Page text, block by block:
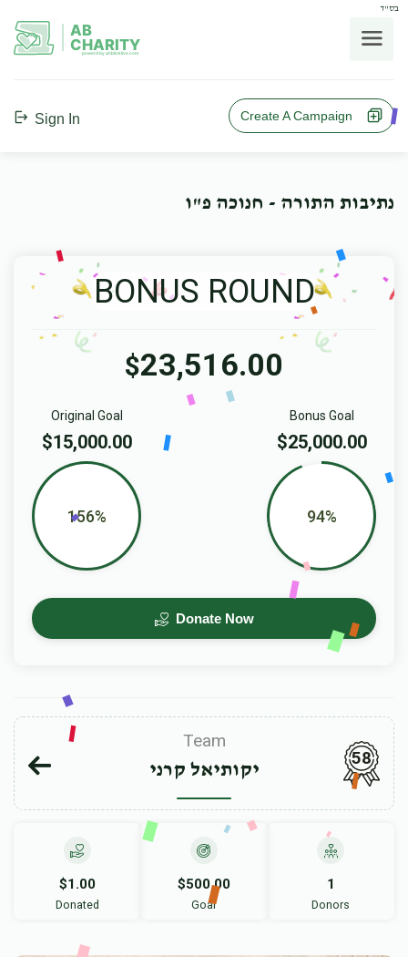
בס"ד
AB
CHARITY
powerd by ahblicklive.com
Sign In Create A Campaign
נתיבות התורה - חנוכה פ"ו
BONUS ROUND
$23,516.00
Bonus Goal
$25,000.00
94%
Original Goal
$15,000.00
156%
Donate Now
Team
יקותיאל קרני
58
$1.00
Donated
$500.00
Goal
1
Donors